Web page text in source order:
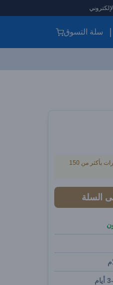
سلة التسوق
شحن مجاني في الإمارات بأكثر من 150
السلة